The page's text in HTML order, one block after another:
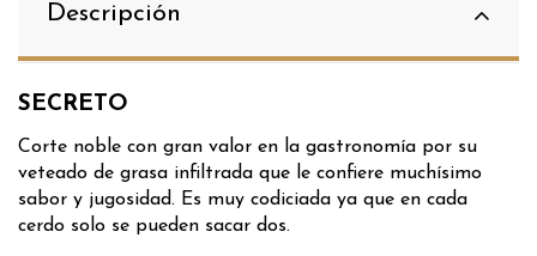
Descripción
SECRETO
Corte noble con gran valor en la gastronomía por su
veteado de grasa infiltrada que le confiere muchísimo
sabor y jugosidad. Es muy codiciada ya que en cada
cerdo solo se pueden sacar dos.